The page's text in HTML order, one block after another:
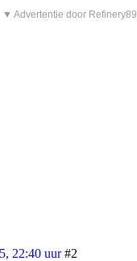
▼ Advertentie door Refinery89
22:40 uur #2